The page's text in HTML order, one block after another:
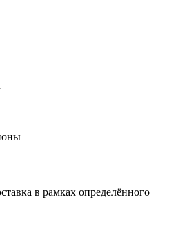
в рамках определённого